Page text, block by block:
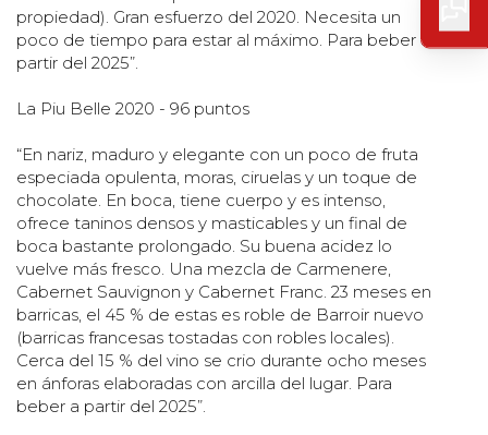
propiedad). Gran esfuerzo del 2020. Necesita un
poco de tiempo para estar al máximo. Para beber a
partir del 2025”.
La Piu Belle 2020 - 96 puntos
“En nariz, maduro y elegante con un poco de fruta
especiada opulenta, moras, ciruelas y un toque de
chocolate. En boca, tiene cuerpo y es intenso,
ofrece taninos densos y masticables y un final de
boca bastante prolongado. Su buena acidez lo
vuelve más fresco. Una mezcla de Carmenere,
Cabernet Sauvignon y Cabernet Franc. 23 meses en
barricas, el 45 % de estas es roble de Barroir nuevo
(barricas francesas tostadas con robles locales).
Cerca del 15 % del vino se crio durante ocho meses
en ánforas elaboradas con arcilla del lugar. Para
beber a partir del 2025”.